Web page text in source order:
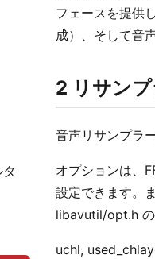
フェースを提供
成）、そして音
2 リサン
音声リサンプラ
オプションは、
設定できます。
libavutil/opt.h の
uchl,